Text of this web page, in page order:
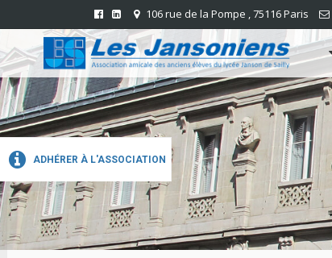
ADHÉRER À L'ASSOCIATION
106 rue de la Pompe , 75116 Paris